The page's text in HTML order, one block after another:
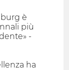
è
più
-
ha